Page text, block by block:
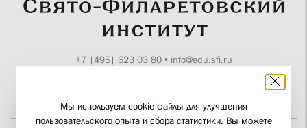
+7 |495| 623 03 80• info@edu.sfi.ru
Мы используем cookie-файлы для улучшения
пользовательского опыта и сбора статистики. Вы можете